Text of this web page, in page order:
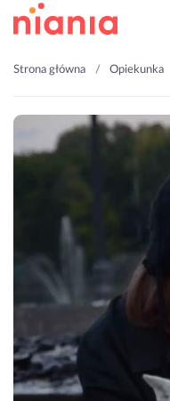
Strona główna Opiekunka